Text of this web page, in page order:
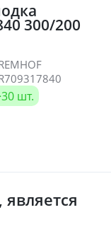
300/200
шт.